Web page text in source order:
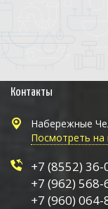
Контакты
Набережные
Посмотреть на
+7 (8552)
+7 (962)
+7 (960)